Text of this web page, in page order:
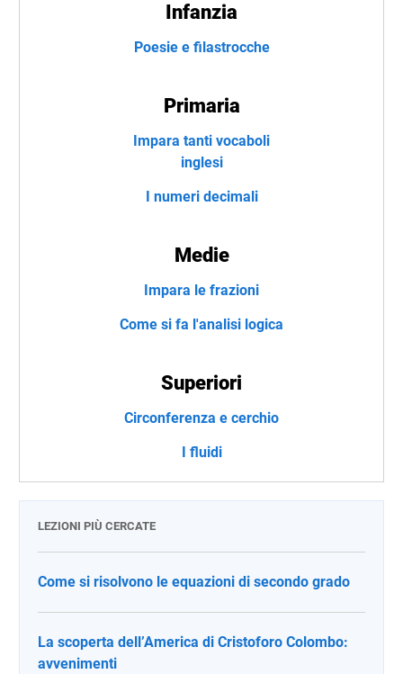
Infanzia
Poesie e filastrocche
Primaria
Impara tanti vocaboli
inglesi
I numeri decimali
Medie
Impara le frazioni
Come si fa l'analisi logica
Superiori
Circonferenza e cerchio
I fluidi
LEZIONI PIÙ CERCATE
Come si risolvono le equazioni di secondo grado
La scoperta dell’America di Cristoforo Colombo:
avvenimenti